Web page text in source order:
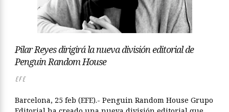
Pilar Reyes dirigirá la nueva división editorial de
Penguin Random House
EFE
Barcelona, 25 feb (EFE).- Penguin Random House Grupo